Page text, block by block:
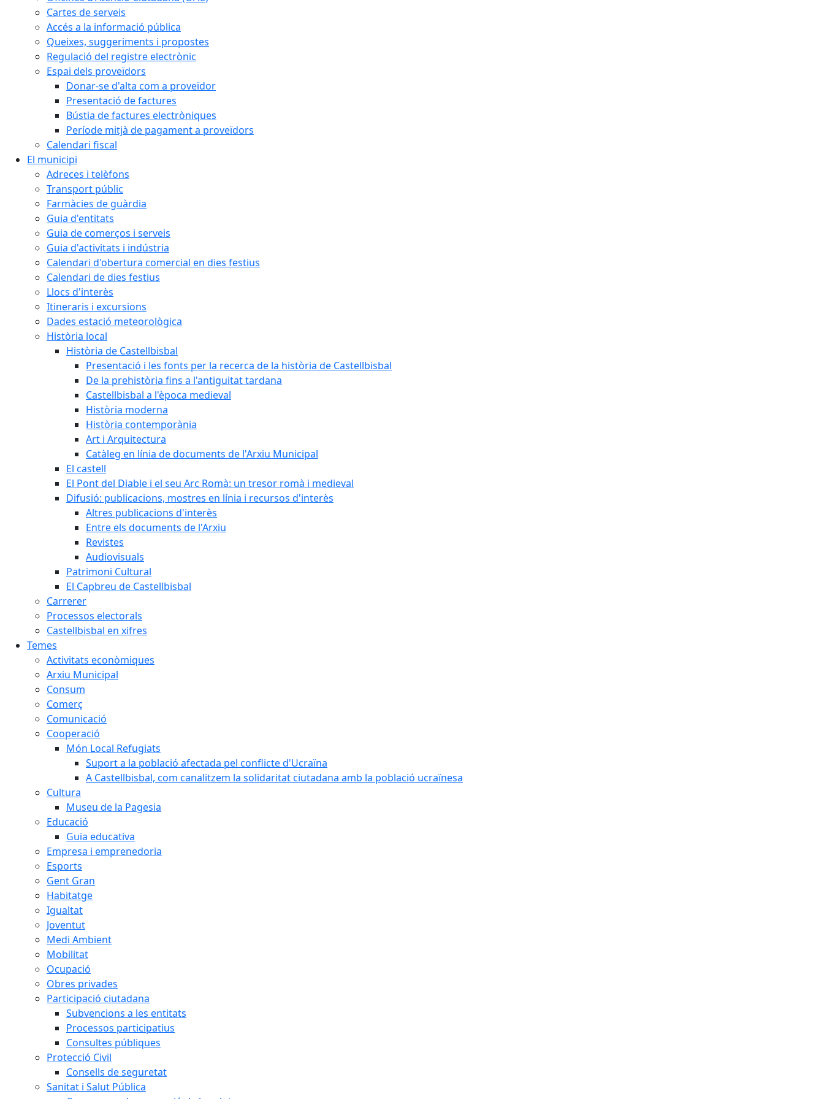
Cartes de serveis
Accés a la informació pública
Queixes, suggeriments i propostes
Regulació del registre electrònic
Espai dels proveïdors
Donar-se d'alta com a proveïdor
Presentació de factures
Bústia de factures electròniques
Període mitjà de pagament a proveïdors
Calendari fiscal
El municipi
Adreces i telèfons
Transport públic
Farmàcies de guàrdia
Guia d'entitats
Guia de comerços i serveis
Guia d'activitats i indústria
Calendari d'obertura comercial en dies festius
Calendari de dies festius
Llocs d'interès
Itineraris i excursions
Dades estació meteorològica
Història local
Història de Castellbisbal
Presentació i les fonts per la recerca de la història de Castellbisbal
De la prehistòria fins a l'antiguitat tardana
Castellbisbal a l'època medieval
Història moderna
Història contemporània
Art i Arquitectura
Catàleg en línia de documents de l'Arxiu Municipal
El castell
El Pont del Diable i el seu Arc Romà: un tresor romà i medieval
Difusió: publicacions, mostres en línia i recursos d'interès
Altres publicacions d'interès
Entre els documents de l'Arxiu
Revistes
Audiovisuals
Patrimoni Cultural
El Capbreu de Castellbisbal
Carrerer
Processos electorals
Castellbisbal en xifres
Temes
Activitats econòmiques
Arxiu Municipal
Consum
Comerç
Comunicació
Cooperació
Món Local Refugiats
Suport a la població afectada pel conflicte d'Ucraïna
A Castellbisbal, com canalitzem la solidaritat ciutadana amb la població ucraïnesa
Cultura
Museu de la Pagesia
Educació
Guia educativa
Empresa i emprenedoria
Esports
Gent Gran
Habitatge
Igualtat
Joventut
Medi Ambient
Mobilitat
Ocupació
Obres privades
Participació ciutadana
Subvencions a les entitats
Processos participatius
Consultes públiques
Protecció Civil
Consells de seguretat
Sanitat i Salut Pública